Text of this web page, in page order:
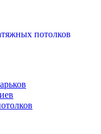
потолков